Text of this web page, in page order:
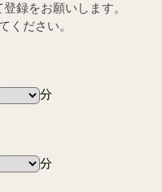
録をお願いします。
ください。
分
分